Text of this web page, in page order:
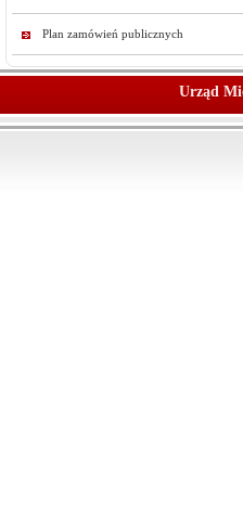
Plan zamówień publicznych
Urząd